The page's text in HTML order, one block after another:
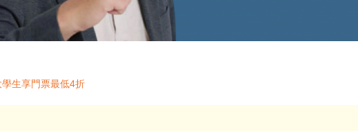
生享門票最低4折